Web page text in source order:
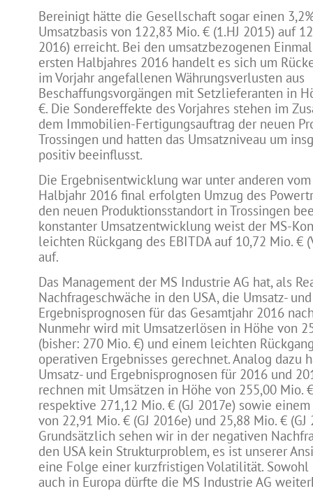
Bereinigt hätte die Gesellschaft sogar einen
Umsatzbasis von 122,83 Mio. € (1.HJ 2015) auf
2016) erreicht. Bei den umsatzbezogenen
ersten Halbjahres 2016 handelt es sich um
im Vorjahr angefallenen Währungsverlusten aus
Beschaffungsvorgängen mit Setzlieferanten in
€. Die Sondereffekte des Vorjahres stehen im
dem Immobilien-Fertigungsauftrag der neuen
Trossingen und hatten das Umsatzniveau um
positiv beeinflusst.
Die Ergebnisentwicklung war unter anderen
Halbjahr 2016 final erfolgten Umzug des
den neuen Produktionsstandort in Trossingen
konstanter Umsatzentwicklung weist der MS-
leichten Rückgang des EBITDA auf 10,72 Mio. €
auf.
Das Management der MS Industrie AG hat, als
Nachfrageschwäche in den USA, die Umsatz- und
Ergebnisprognosen für das Gesamtjahr 2016
Nunmehr wird mit Umsatzerlösen in Höhe von
(bisher: 270 Mio. €) und einem leichten
operativen Ergebnisses gerechnet. Analog dazu
Umsatz- und Ergebnisprognosen für 2016 und
rechnen mit Umsätzen in Höhe von 255,00 Mio.
respektive 271,12 Mio. € (GJ 2017e) sowie
von 22,91 Mio. € (GJ 2016e) und 25,88 Mio. € (GJ
Grundsätzlich sehen wir in der negativen
den USA kein Strukturproblem, es ist unserer
eine Folge einer kurzfristigen Volatilität. Sowohl
auch in Europa dürfte die MS Industrie AG